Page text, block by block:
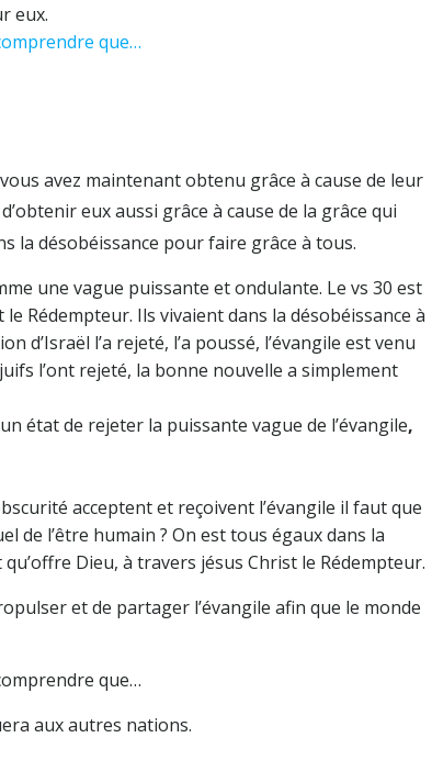
eux.
que…
avez maintenant obtenu grâce à cause de leur
eux aussi grâce à cause de la grâce qui
la désobéissance pour faire grâce à tous.
une vague puissante et ondulante. Le vs 30 est
Rédempteur. Ils vivaient dans la désobéissance à
d’Israël l’a rejeté, l’a poussé, l’évangile est venu
l’ont rejeté, la bonne nouvelle a simplement
état de rejeter la puissante vague de l’évangile,
acceptent et reçoivent l’évangile il faut que
de l’être humain ? On est tous égaux dans la
Dieu, à travers jésus Christ le Rédempteur.
et de partager l’évangile afin que le monde
que…
aux autres nations.